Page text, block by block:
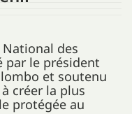
National des
par le président
et soutenu
créer la plus
protégée au